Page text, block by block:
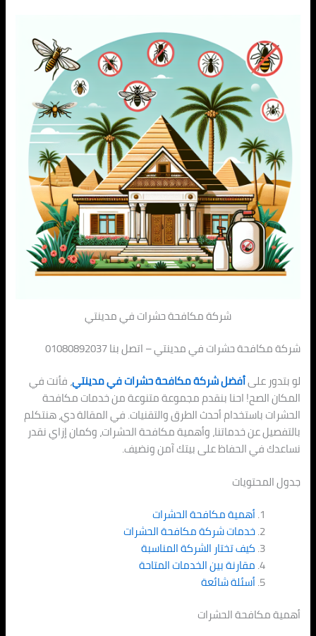
شركة مكافحة حشرات في مدينتي
شركة مكافحة حشرات في مدينتي – اتصل بنا 01080892037
لو بتدور علىأفضل شركة مكافحة حشرات في مدينتي، فأنت في
المكان الصح! احنا بنقدم مجموعة متنوعة من خدمات مكافحة
الحشرات باستخدام أحدث الطرق والتقنيات. في المقالة دي، هنتكلم
بالتفصيل عن خدماتنا، وأهمية مكافحة الحشرات، وكمان إزاي نقدر
نساعدك في الحفاظ على بيتك آمن ونضيف.
جدول المحتويات
أهمية مكافحة الحشرات
خدمات شركة مكافحة الحشرات
كيف تختار الشركة المناسبة
مقارنة بين الخدمات المتاحة
أسئلة شائعة
أهمية مكافحة الحشرات